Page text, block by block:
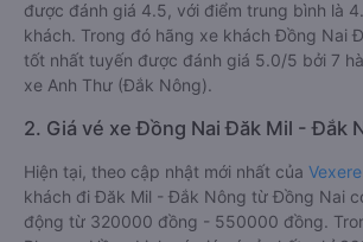
được đánh giá 4.5, với điểm trung bình là
khách. Trong đó hãng xe khách Đồng Nai
tốt nhất tuyến được đánh giá 5.0/5 bởi 7
xe Anh Thư (Đắk Nông).
2. Giá vé xe Đồng Nai Đăk Mil - Đắk
Hiện tại, theo cập nhật mới nhất của
khách đi Đăk Mil - Đắk Nông từ Đồng Nai
động từ 320000 đồng - 550000 đồng.